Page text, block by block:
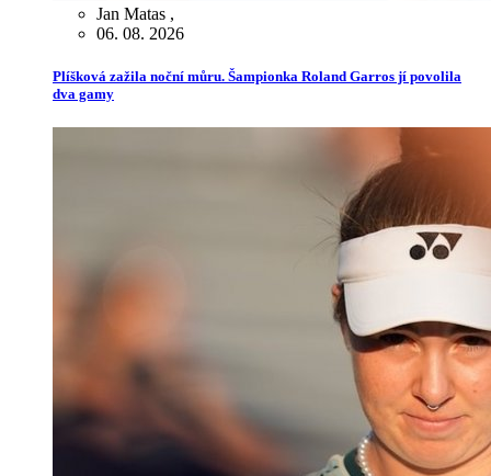
Jan Matas ,
06. 08. 2026
Plíšková zažila noční můru. Šampionka Roland Garros jí povolila
dva gamy